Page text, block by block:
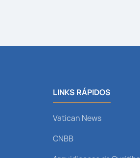
LINKS RÁPIDOS
Vatican News
CNBB